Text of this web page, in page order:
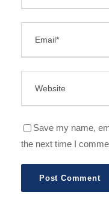
Save my name,
the next time I